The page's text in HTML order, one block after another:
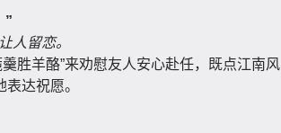
”
人留恋。
胜羊酪”来劝慰友人安心赴任，既点江南风
达祝愿。